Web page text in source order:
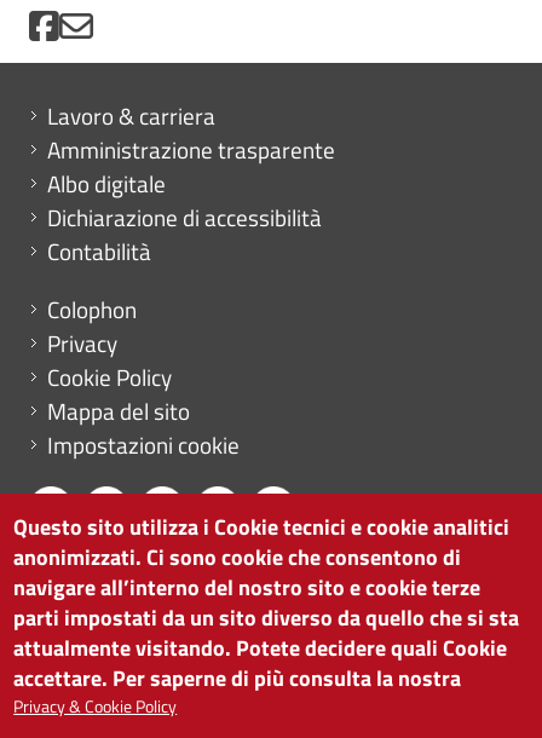
Mini menu di servizio
Lavoro & carriera
Amministrazione trasparente
Albo digitale
Dichiarazione di accessibilità
Contabilità
Menu footer
Colophon
Privacy
Cookie Policy
Mappa del sito
Impostazioni cookie
CAMERA DI COMMERCIO DI BOLZANO
via Alto Adige 60 | I-39100 Bolzano
tel. 0471 945 511 |info@camcom.bz.it
Partita IVA: 00376420212
ISTITUTO PER LA PROMOZIONE DELLO
Questo sito utilizza i Cookie tecnici e cookie analitici
anonimizzati. Ci sono cookie che consentono di
navigare all’interno del nostro sito e cookie terze
parti impostati da un sito diverso da quello che si sta
attualmente visitando. Potete decidere quali Cookie
accettare. Per saperne di più consulta la nostra
Privacy & Cookie Policy